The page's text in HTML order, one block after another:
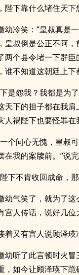
陛下靠什么堵住天
幼冷笑：“皇叔真是
皇叔倒是公正不阿
两个县令堵一下群
谁不知道这朝廷上
是怨我？我都是为
天下的担子都在我
人祸陛下也要怪罪
个问心无愧，皇叔
在我的案牍前。”说
下不肯收回成命，
幼气笑了，就为了
宫人传话，说好几位
着又有宫人说顾泽瑛
幼听了此言顿时火
，如今让顾泽瑛下跪